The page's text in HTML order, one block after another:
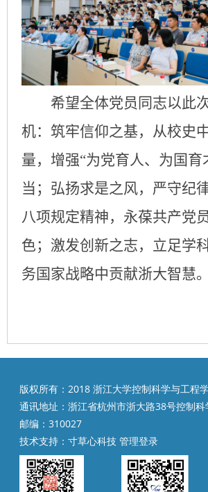
希望全体党员同志以此
机：筑牢信仰之基，从校史
量，增强“为党育人、为国育
当；弘扬求是之风，严守纪
八项规定精神，永葆共产党
色；激发创新之志，立足学
务国家战略中贡献浙大智慧。
版权所有：2018 浙江大学控制科学与工程
通讯地址：浙江省杭州市浙大路38号控制
邮编：310027
技术支持： 寸草心科技 管理登录